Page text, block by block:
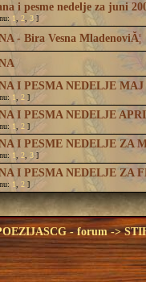
i pesme nedelje za juni
1 2 3 ]
- Bira Vesna MladenoviĂ¦
I PESMA NEDELJE MAJ
1 2 ]
I PESMA NEDELJE
1 2 ]
I PESME NEDELJE ZA
1 2 3 ]
I PESMA NEDELJE ZA
1 2 ]
- forum->